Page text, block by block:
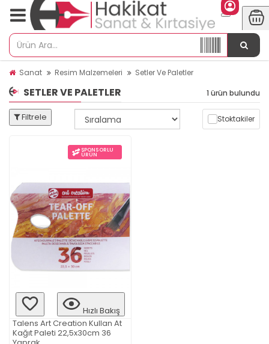
Sanat Resim Malzemeleri Setler Ve Paletler
SETLER VE PALETLER 1 ürün bulundu
Filtrele Stoktakiler
SPONSORLU
ÜRÜN
Hızlı Bakış
Talens Art Creation Kullan At
Kağıt Paleti 22,5x30cm 36